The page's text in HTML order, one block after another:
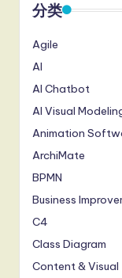
分类
Agile
AI
AI Chatbot
AI Visual
Animation
ArchiMate
BPMN
Business
C4
Class Diagram
Content & Visual